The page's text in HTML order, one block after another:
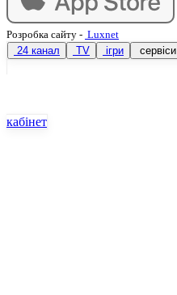
Розробка сайту - Luxnet
24 канал
TV ігри сервіси
кабінет